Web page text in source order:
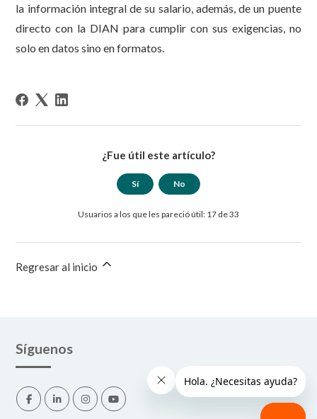
la información integral de su salario, además, de un puente
directo con la DIAN para cumplir con sus exigencias, no
solo en datos sino en formatos.
¿Fue útil este artículo?
Sí No
Usuarios a los que les pareció útil: 17 de 33
Regresar al inicio
Síguenos